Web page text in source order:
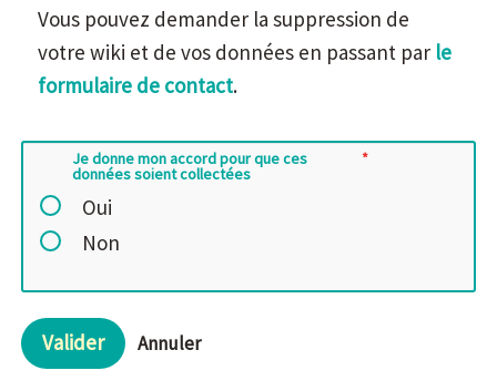
Vous pouvez demander la suppression de
votre wiki et de vos données en passant par le
formulaire de contact.
Je donne mon accord pour que ces
données soient collectées
Oui
Non
Valider Annuler